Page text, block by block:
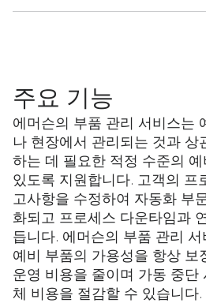
주요 기능
에머슨의 부품 관리 서비스는
나 현장에서 관리되는 것과 상
하는 데 필요한 적정 수준의
있도록 지원합니다. 고객의 프
고사항을 수정하여 자동화 부
화되고 프로세스 다운타임과
듭니다. 에머슨의 부품 관리
예비 부품의 가용성을 항상 보
운영 비용을 줄이며 가동 중단
체 비용을 절감할 수 있습니다.